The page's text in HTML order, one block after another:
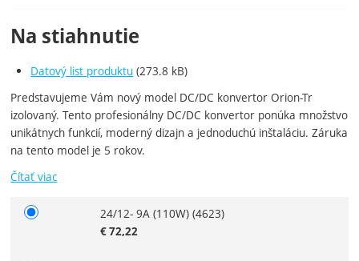
Na stiahnutie
Datový list produktu (273.8 kB)
Predstavujeme Vám nový model DC/DC konvertor Orion-Tr
izolovaný. Tento profesionálny DC/DC konvertor ponúka množstvo
unikátnych funkcií, moderný dizajn a jednoduchú inštaláciu. Záruka
na tento model je 5 rokov.
Čítať viac
Zvoľte variant24/12- 9A (110W)(4623)
€72,22